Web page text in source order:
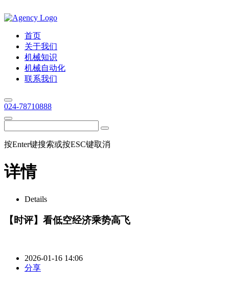
首页
关于我们
机械知识
机械自动化
联系我们
024-78710888
按Enter键搜索或按ESC键取消
详情
Details
【时评】看低空经济乘势高飞
2026-01-16 14:06
分享